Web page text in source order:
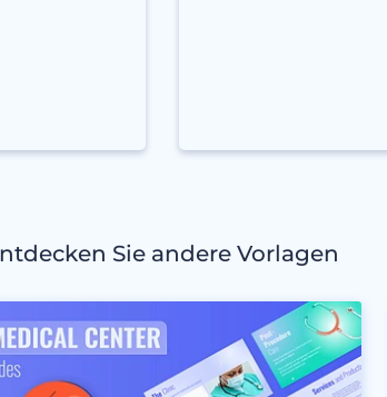
Sie andere Vorlagen